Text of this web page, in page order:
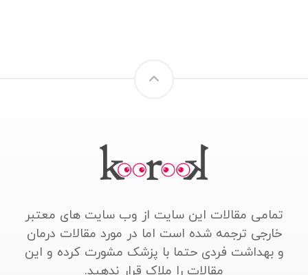
تمامی مقالات این سایت از وب سایت های معتبر
خارجی ترجمه شده است اما در مورد مقالات درمان
و بهداشت فردی حتما با پزشک مشورت کرده و این
مقالات را ملاک قرار ندهید.